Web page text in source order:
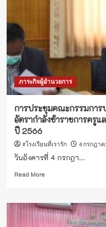
ภาระกิจผู้อำนวยการ
การประชุมคณะกรรมการ
อัตรากำลังข้าราชการครู
ปี 2566
#โรงเรียนที่เรารัก 4 กรกฎาค
วันอังคารที่ 4 กรกฎา...
Read MoreRead
การ
ประชุม
คณะ